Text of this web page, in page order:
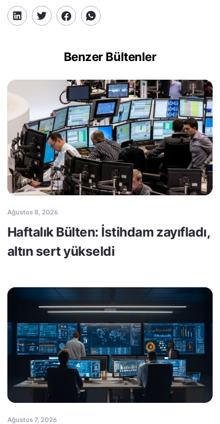
Benzer Bültenler
Ağustos 8, 2026
Haftalık Bülten: İstihdam zayıfladı,
altın sert yükseldi
Ağustos 7, 2026